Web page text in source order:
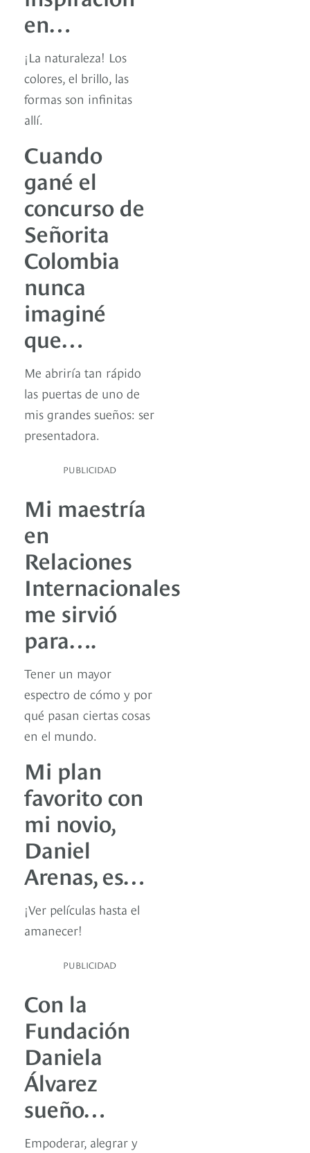
en…
¡La naturaleza! Los
colores, el brillo, las
formas son infinitas
allí.
Cuando
gané el
concurso de
Señorita
Colombia
nunca
imaginé
que…
Me abriría tan rápido
las puertas de uno de
mis grandes sueños: ser
presentadora.
PUBLICIDAD
Mi maestría
en
Relaciones
Internacionales
me sirvió
para….
Tener un mayor
espectro de cómo y por
qué pasan ciertas cosas
en el mundo.
Mi plan
favorito con
mi novio,
Daniel
Arenas, es…
¡Ver películas hasta el
amanecer!
PUBLICIDAD
Con la
Fundación
Daniela
Álvarez
sueño…
Empoderar, alegrar y